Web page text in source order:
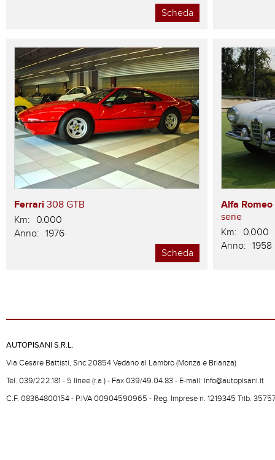
Scheda
Ferrari 308 GTB
Km: 0.000
Anno: 1976
Scheda
Alfa Romeo
serie
Km: 0.000
Anno: 1958
AUTOPISANI S.R.L.
Via Cesare Battisti, Snc 20854 Vedano al Lambro (Monza e Brianza)
Tel. 039/222.181 - 5 linee (r.a.) - Fax 039/49.04.83 - E-mail: info@autopisani.it
C.F. 08364800154 - P.IVA 00904590965 - Reg. Imprese n. 1219345 Trib.